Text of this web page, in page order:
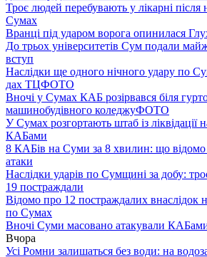
Троє людей перебувають у лікарні
Сумах
Вранці під ударом ворога опинилася
До трьох університетів Сум подали
вступ
Наслідки ще одного нічного удару по
дах ТЦФОТО
Вночі у Сумах КАБ розірвався біля
машинобудівного коледжуФОТО
У Сумах розгортають штаб із ліквідації
КАБами
8 КАБів на Суми за 8 хвилин: що відомо
атаки
Наслідки ударів по Сумщині за добу:
19 постраждали
Відомо про 12 постраждалих внаслідок
по Сумах
Вночі Суми масовано атакували
Вчора
Усі Ромни залишаться без води: на